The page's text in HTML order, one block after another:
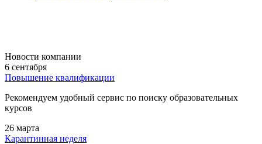
Новости компании
6 сентября
Повышение квалификации
Рекомендуем удобный сервис по поиску образовательных
курсов
26 марта
Карантинная неделя